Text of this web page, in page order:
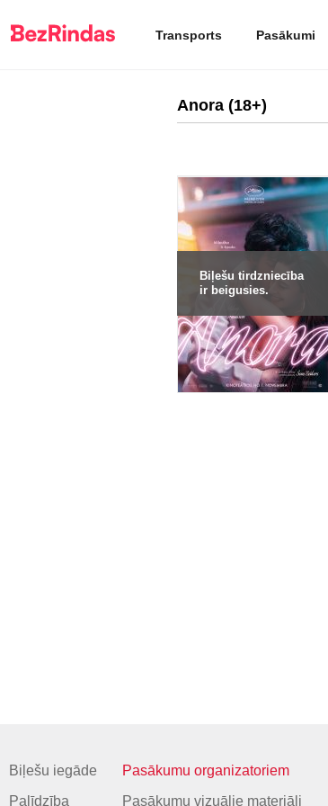
Transports Pasākumi
Anora (18+)
Biļešu tirdzniecība
ir beigusies.
Biļešu iegāde
Palīdzība
Pasākumu organizatoriem
Pasākumu vizuālie materiāli